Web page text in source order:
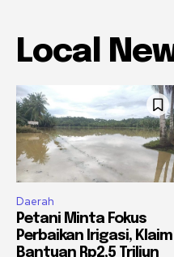
Local
Daerah
Petani Minta Fokus
Perbaikan Irigasi, Klaim
Bantuan Rp2,5 Triliun